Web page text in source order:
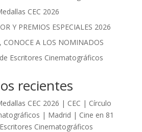
CEC 2026
Y PREMIOS ESPECIALES 2026
CONOCE A LOS NOMINADOS
Escritores Cinematográficos
recientes
CEC 2026 | CEC | Círculo
| Madrid | Cine en 81
Cinematográficos